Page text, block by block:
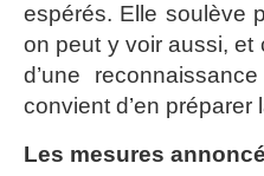
espérés. Elle soulève
on peut y voir aussi, et
d’une
convient d’en préparer
Les mesures